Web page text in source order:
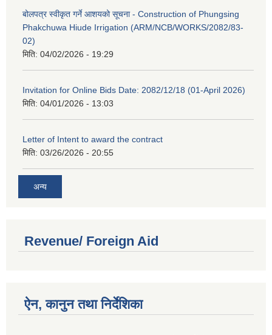
बोलपत्र स्वीकृत गर्ने आशयको सूचना - Construction of Phungsing
Phakchuwa Hiude Irrigation (ARM/NCB/WORKS/2082/83-
02)
मिति: 04/02/2026 - 19:29
Invitation for Online Bids Date: 2082/12/18 (01-April 2026)
मिति: 04/01/2026 - 13:03
Letter of Intent to award the contract
मिति: 03/26/2026 - 20:55
अन्य
Revenue/ Foreign Aid
ऐन, कानुन तथा निर्देशिका